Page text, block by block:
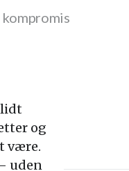
lidt
og
være.
uden